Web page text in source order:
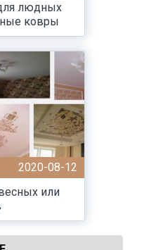
людных
ковры
2020-08-12
или